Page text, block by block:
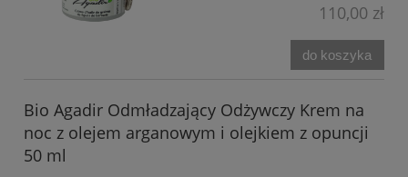
110,00 zł
do koszyka
Bio Agadir Odmładzający Odżywczy Krem na
noc z olejem arganowym i olejkiem z opuncji
50 ml